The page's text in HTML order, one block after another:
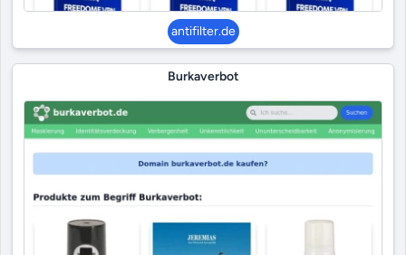
antifilter.de
Burkaverbot